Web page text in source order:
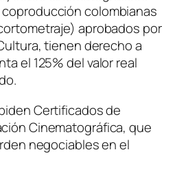
colombianas
aprobados por
tienen derecho a
el 125% del valor real
Certificados de
Cinematográfica, que
negociables en el